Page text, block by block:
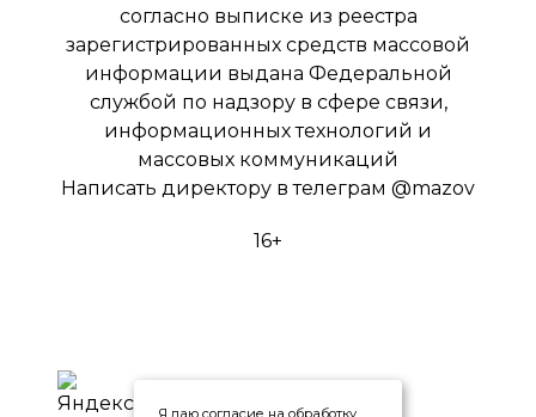
согласно выписке из реестра
зарегистрированных средств массовой
информации выдана Федеральной
службой по надзору в сфере связи,
информационных технологий и
массовых коммуникаций
Написать директору в телеграм @mazov
16+
Я даю согласие на обработку